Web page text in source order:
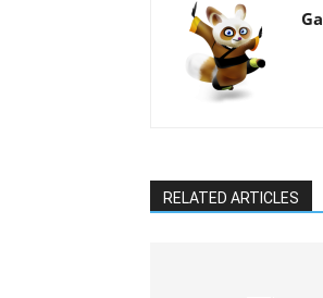
RELATED ARTICLES